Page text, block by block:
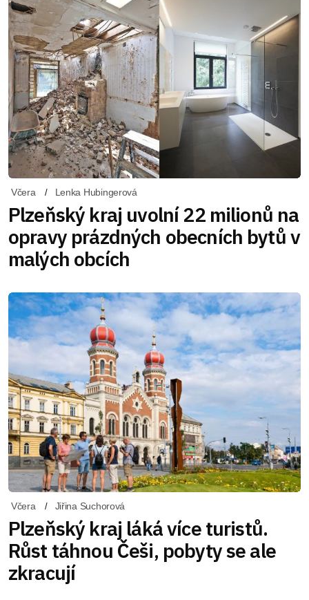
Včera Lenka Hubingerová
Plzeňský kraj uvolní 22 milionů na
opravy prázdných obecních bytů v
malých obcích
Včera Jiřina Suchorová
Plzeňský kraj láká více turistů.
Růst táhnou Češi, pobyty se ale
zkracují